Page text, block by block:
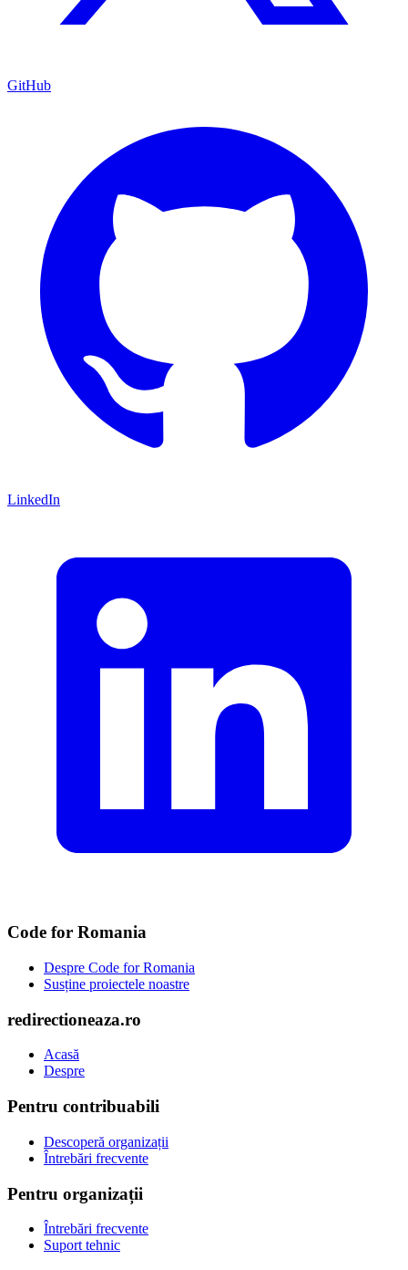
GitHub
LinkedIn
Code for Romania
Despre Code for Romania
Susține proiectele noastre
redirectioneaza.ro
Acasă
Despre
Pentru contribuabili
Descoperă organizații
Întrebări frecvente
Pentru organizații
Întrebări frecvente
Suport tehnic